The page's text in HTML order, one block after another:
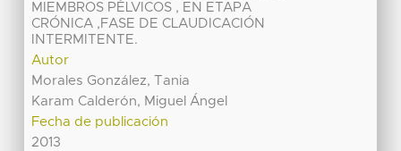
MIEMBROS PÉLVICOS , EN ETAPA
CRÓNICA ,FASE DE CLAUDICACIÓN
INTERMITENTE.
Autor
Morales González, Tania
Karam Calderón, Miguel Ángel
Fecha de publicación
2013